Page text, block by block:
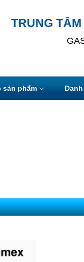
TRUNG
sản phẩm